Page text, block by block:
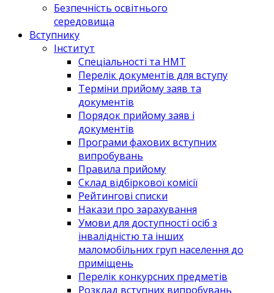
Безпечність освітнього
середовища
Вступнику
Інститут
Спеціальності та НМТ
Перелік документів для вступу
Терміни прийому заяв та
документів
Порядок прийому заяв і
документів
Програми фахових вступних
випробувань
Правила прийому
Склад відбіркової комісії
Рейтингові списки
Накази про зарахування
Умови для доступності осіб з
інвалідністю та інших
маломобільних груп населення до
приміщень
Перелік конкурсних предметів
Розклад вступних випробувань